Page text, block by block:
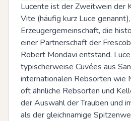
Lucente ist der Zweitwein der
Vite (häufig kurz Luce
Erzeugergemeinschaft, die
einer Partnerschaft der
Robert Mondavi entstand.
typischerweise Cuvées aus
internationalen Rebsorten wie
oft ähnliche Rebsorten und
der Auswahl der Trauben und
als der gleichnamige